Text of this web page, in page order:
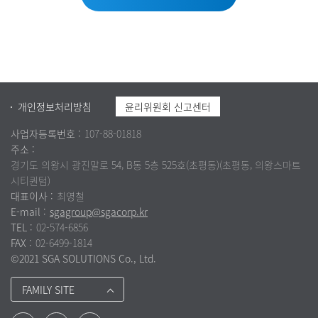
개인정보처리방침
윤리위원회 신고센터
사업자등록번호 : 107-88-01818
주소 :
경기도 의왕시 광진말로 54, B동 5층 525호(초평동)(초평동, 의왕스마트
시티퀀텀)
대표이사 : 최영철
E-mail : sgagroup@sgacorp.kr
TEL : 02-574-6856
FAX : 02-6499-1814
©2021 SGA SOLUTIONS Co., Ltd.
FAMILY SITE